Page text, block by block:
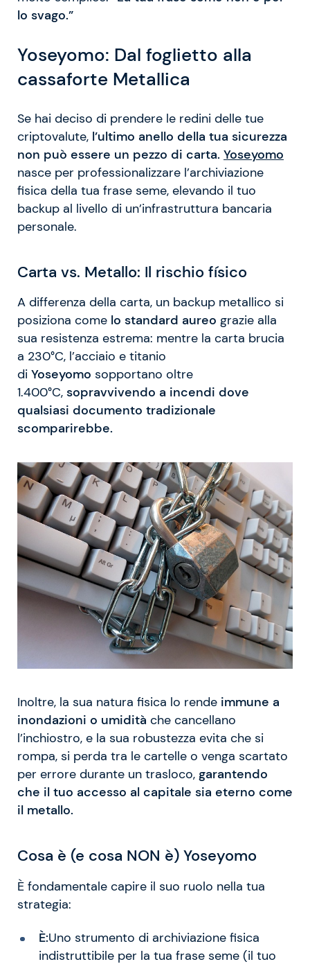
lo svago.”
Yoseyomo: Dal foglietto alla
cassaforte Metallica
Se hai deciso di prendere le redini delle tue
criptovalute, l’ultimo anello della tua sicurezza
non può essere un pezzo di carta. Yoseyomo
nasce per professionalizzare l’archiviazione
fisica della tua frase seme, elevando il tuo
backup al livello di un’infrastruttura bancaria
personale.
Carta vs. Metallo: Il rischio físico
A differenza della carta, un backup metallico si
posiziona come lo standard aureo grazie alla
sua resistenza estrema: mentre la carta brucia
a 230°C, l’acciaio e titanio
di Yoseyomo sopportano oltre
1.400°C, sopravvivendo a incendi dove
qualsiasi documento tradizionale
scomparirebbe.
Inoltre, la sua natura fisica lo rende immune a
inondazioni o umidità che cancellano
l’inchiostro, e la sua robustezza evita che si
rompa, si perda tra le cartelle o venga scartato
per errore durante un trasloco, garantendo
che il tuo accesso al capitale sia eterno come
il metallo.
Cosa è (e cosa NON è) Yoseyomo
È fondamentale capire il suo ruolo nella tua
strategia:
È:Uno strumento di archiviazione fisica
indistruttibile per la tua frase seme (il tuo